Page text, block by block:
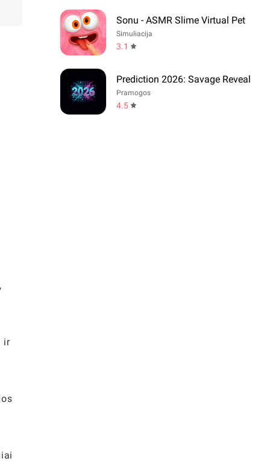
ir
Sonu - ASMR Slime Virtual Pet
Simuliacija
3.1
Prediction 2026: Savage Reveal
Pramogos
4.5